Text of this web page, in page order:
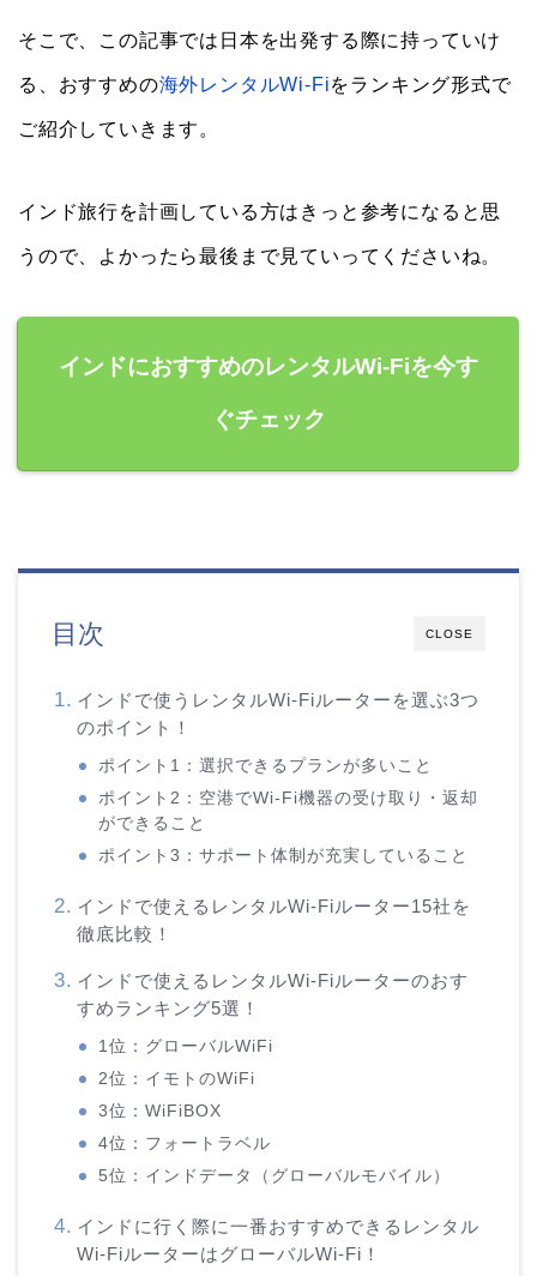
そこで、この記事では日本を出発する際に持っていけ
る、おすすめの海外レンタルWi-Fiをランキング形式で
ご紹介していきます。
インド旅行を計画している方はきっと参考になると思
うので、よかったら最後まで見ていってくださいね。
インドにおすすめのレンタルWi-Fiを今す
ぐチェック
CLOSE
目次
インドで使うレンタルWi-Fiルーターを選ぶ3つ
のポイント！
ポイント1：選択できるプランが多いこと
ポイント2：空港でWi-Fi機器の受け取り・返却
ができること
ポイント3：サポート体制が充実していること
インドで使えるレンタルWi-Fiルーター15社を
徹底比較！
インドで使えるレンタルWi-Fiルーターのおす
すめランキング5選！
1位：グローバルWiFi
2位：イモトのWiFi
3位：WiFiBOX
4位：フォートラベル
5位：インドデータ（グローバルモバイル）
インドに行く際に一番おすすめできるレンタル
Wi-FiルーターはグローバルWi-Fi！